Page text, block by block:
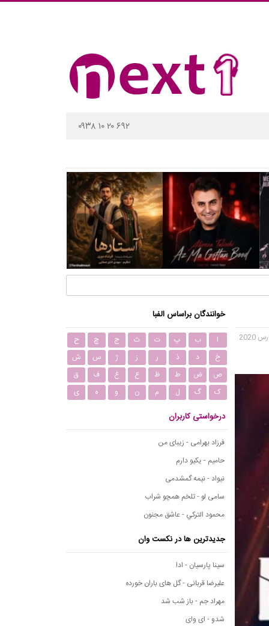
۰۹۳۸ ۱۰ ۲۰ ۶۹۲
خوانندگان براساس الفبا
ا ب پ ت ث ج چ
ح
خ
د ذ ر ز ژ س
ش
ص
ض ط ظ ع غ ف
ق
ک
گ ل م ن و ه ی
درخواستی کاربران
فرزاد بهرامی - زیبای من
حامیم - یکیو دارم
نیواد - نیمه گمشدمی
سامی لو - تلخم همچو شراب
محمود التركي - عاشق مجنون
جدیدترین ها در نکست وان
سینا پارسیان - ادا
علیرضا قربانی - گل های باران خورده
مهراد جم - باز شب شد
شدو - ای وای